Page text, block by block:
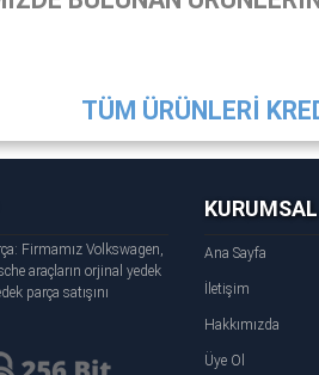
TÜM ÜRÜNLERİ
Firmamız Volkswagen,
araçların orjinal yedek
parça satışını
KURUMSAL
Ana Sayfa
İletişim
Hakkımızda
Üye Ol